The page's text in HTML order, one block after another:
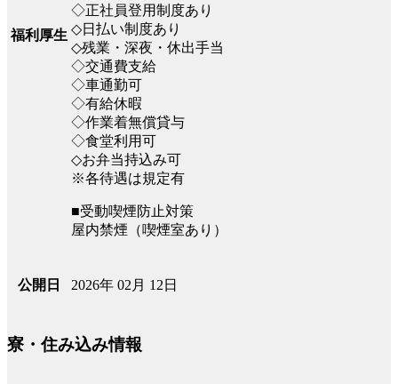
福利厚生
◇正社員登用制度あり
◇日払い制度あり
◇残業・深夜・休出手当
◇交通費支給
◇車通勤可
◇有給休暇
◇作業着無償貸与
◇食堂利用可
◇お弁当持込み可
※各待遇は規定有
■受動喫煙防止対策
屋内禁煙（喫煙室あり）
公開日 2026年 02月 12日
寮・住み込み情報